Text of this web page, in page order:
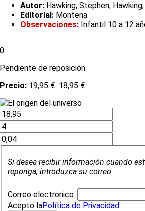
Autor: Hawking, Stephen;
Editorial: Montena
Observaciones: Infantil 10 a 12
0
Pendiente de reposición
Precio: 19,95 € 18,95 €
Si desea recibir información cuando
reponga, introduzca su correo.
.
Correo electronico:
Acepto laPolítica de Privacidad